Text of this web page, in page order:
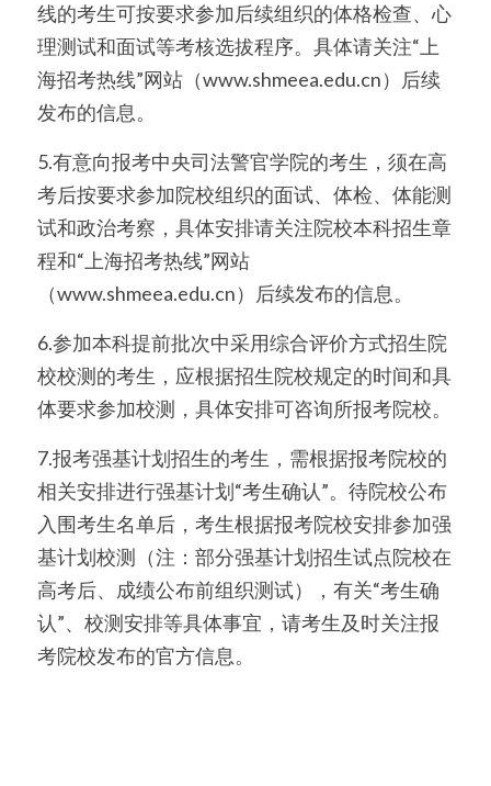
线的考生可按要求参加后续组织的体格检查、心
理测试和面试等考核选拔程序。具体请关注“上
海招考热线”网站（www.shmeea.edu.cn）后续
发布的信息。
5.有意向报考中央司法警官学院的考生，须在高
考后按要求参加院校组织的面试、体检、体能测
试和政治考察，具体安排请关注院校本科招生章
程和“上海招考热线”网站
（www.shmeea.edu.cn）后续发布的信息。
6.参加本科提前批次中采用综合评价方式招生院
校校测的考生，应根据招生院校规定的时间和具
体要求参加校测，具体安排可咨询所报考院校。
7.报考强基计划招生的考生，需根据报考院校的
相关安排进行强基计划“考生确认”。待院校公布
入围考生名单后，考生根据报考院校安排参加强
基计划校测（注：部分强基计划招生试点院校在
高考后、成绩公布前组织测试），有关“考生确
认”、校测安排等具体事宜，请考生及时关注报
考院校发布的官方信息。